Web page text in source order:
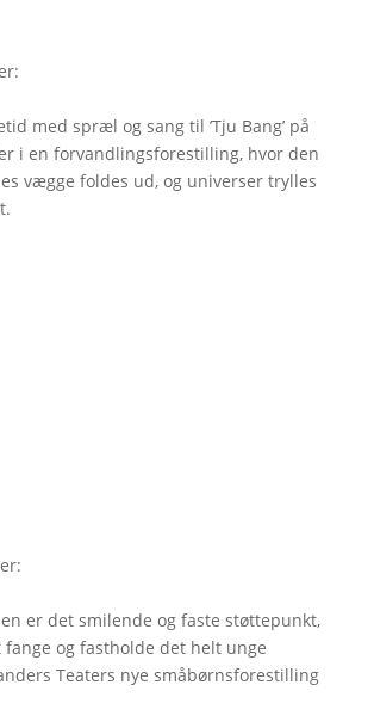
:
med spræl og sang til ’Tju Bang’ på
i en forvandlingsforestilling, hvor den
vægge foldes ud, og universer trylles
:
er det smilende og faste støttepunkt,
og fastholde det helt unge
Teaters nye småbørnsforestilling